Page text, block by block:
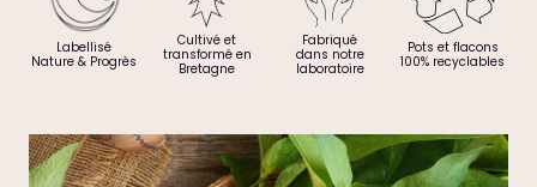
Labellisé
Nature & Progrès
Cultivé et
transformé en
Bretagne
Fabriqué
dans notre
laboratoire
Pots et flacons
100% recyclables